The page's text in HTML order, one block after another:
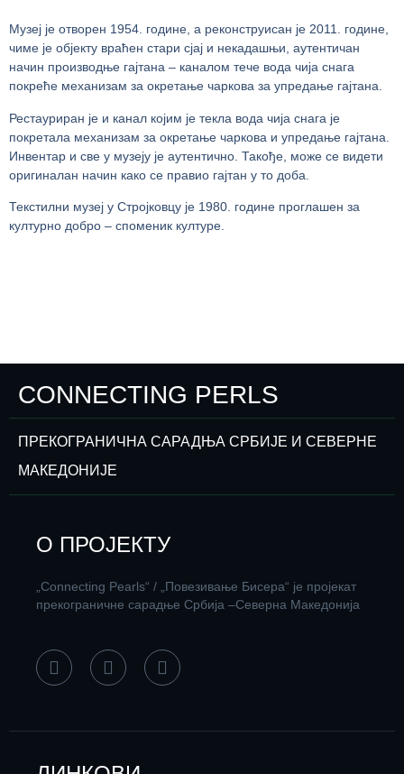
Музеј је отворен 1954. године, а реконструисан је 2011. године,
чиме је објекту враћен стари сјај и некадашњи, аутентичан
начин производње гајтана – каналом тече вода чија снага
покреће механизам за окретање чаркова за упредање гајтана.
Рестауриран је и канал којим је текла вода чија снага је
покретала механизам за окретање чаркова и упредање гајтана.
Инвентар и све у музеју је аутентично. Такође, може се видети
оригиналан начин како се правио гајтан у то доба.
Текстилни музеј у Стројковцу је 1980. године проглашен за
културно добро – споменик културе.
CONNECTING PERLS
ПРЕКОГРАНИЧНА САРАДЊА СРБИЈЕ И СЕВЕРНЕ
МАКЕДОНИЈЕ
О ПРОЈЕКТУ
„Connecting Pearls“ / „Повезивање Бисера“ је пројекат
прекограничне сарадње Србија –Северна Македонија